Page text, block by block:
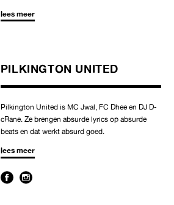
lees meer
PILKINGTON UNITED
Pilkington United is MC Jwal, FC Dhee en DJ D-
cRane. Ze brengen absurde lyrics op absurde
beats en dat werkt absurd goed.
lees meer